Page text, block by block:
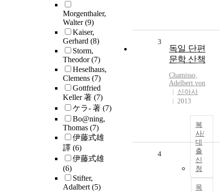
Morgenthaler,
Walter(9)
Kaiser,
Gerhard (8)
Storm,
Theodor(7)
Heselhaus,
Clemens (7)
Gottfried
Keller 著 (7)
ケラ- 著 (7)
Bo@ning,
Thomas (7)
伊藤式雄
譯 (6)
伊藤式雄
(6)
Stifter,
Adalbert(5)
3
독일 단편
문학 산책
Chamisso,
Adelbert von
신아사
2013
복
사/
대
출
신
청
목
4